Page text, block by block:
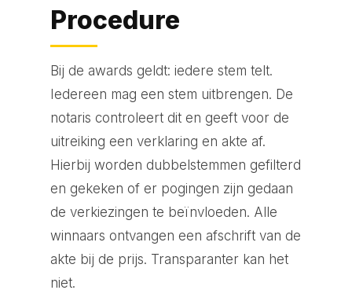
Procedure
Bij de awards geldt: iedere stem telt.
Iedereen mag een stem uitbrengen. De
notaris controleert dit en geeft voor de
uitreiking een verklaring en akte af.
Hierbij worden dubbelstemmen gefilterd
en gekeken of er pogingen zijn gedaan
de verkiezingen te beïnvloeden. Alle
winnaars ontvangen een afschrift van de
akte bij de prijs. Transparanter kan het
niet.